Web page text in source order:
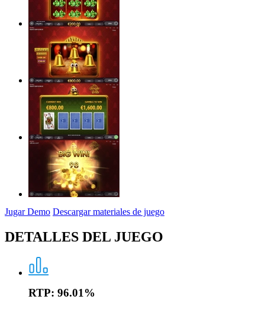
Jugar Demo Descargar materiales de juego
DETALLES DEL JUEGO
RTP: 96.01%